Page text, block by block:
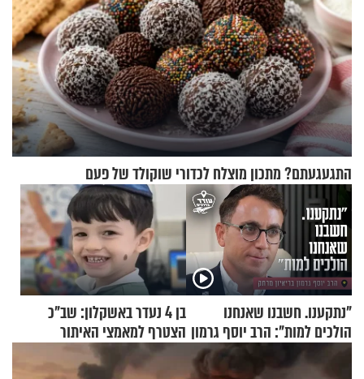
התגעגעתם? מתכון מוצלח לכדורי שוקולד של פעם
"נתקענו. חשבנו שאנחנו
הולכים למות": הרב יוסף גרמון
בריאיון מרתק
בן 4 נעדר באשקלון: שב"כ
הצטרף למאמצי האיתור